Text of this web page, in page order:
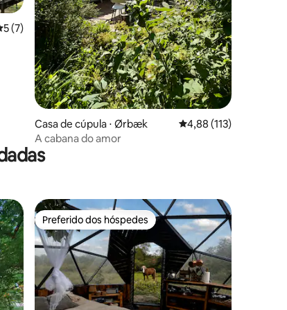
de uma avaliação média de 5, 7 avaliações
5 (7)
Casa de cúpula ⋅ Ørbæk 4,88 de uma avaliação
4,88 (113)
A cabana do amor
Preferido dos hóspedes
Preferido dos hóspedes